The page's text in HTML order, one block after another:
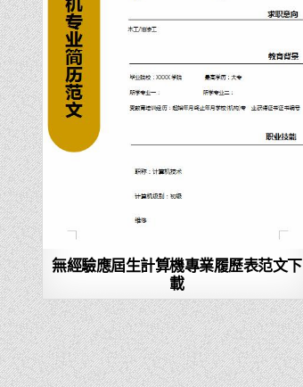
無經驗應屆生計算機專業履歷表范文下
載